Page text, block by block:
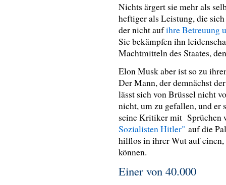
Nichts ärgert sie mehr als
heftiger als Leistung, die
der nicht aufihre Betreuung
Sie bekämpfen ihn
Machtmitteln des Staates,
Elon Musk aber ist so zu
Der Mann, der demnächst
lässt sich von Brüssel nicht
nicht, um zu gefallen, und er
seine Kritiker mit Sprüchen
Sozialisten Hitler" auf die
hilflos in ihrer Wut auf einen,
können.
Einer von 40.000